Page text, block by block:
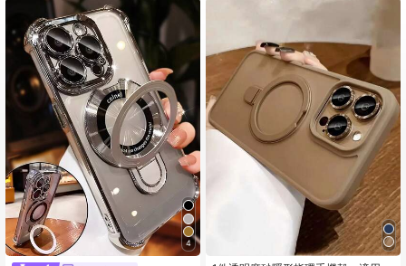
4.92 2.5K 追蹤者
4.92 2.5K 追蹤者
4.92 2.5K 追蹤者
4.92 2.5K 追蹤者
4